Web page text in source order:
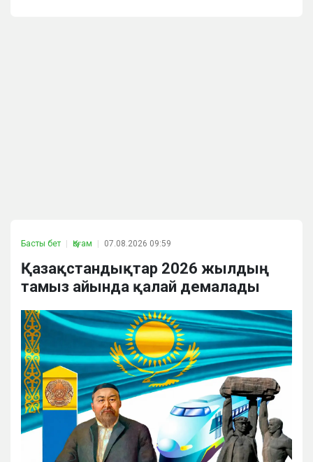
Басты бет Қоғам 07.08.2026 09:59
Қазақстандықтар 2026 жылдың
тамыз айында қалай демалады